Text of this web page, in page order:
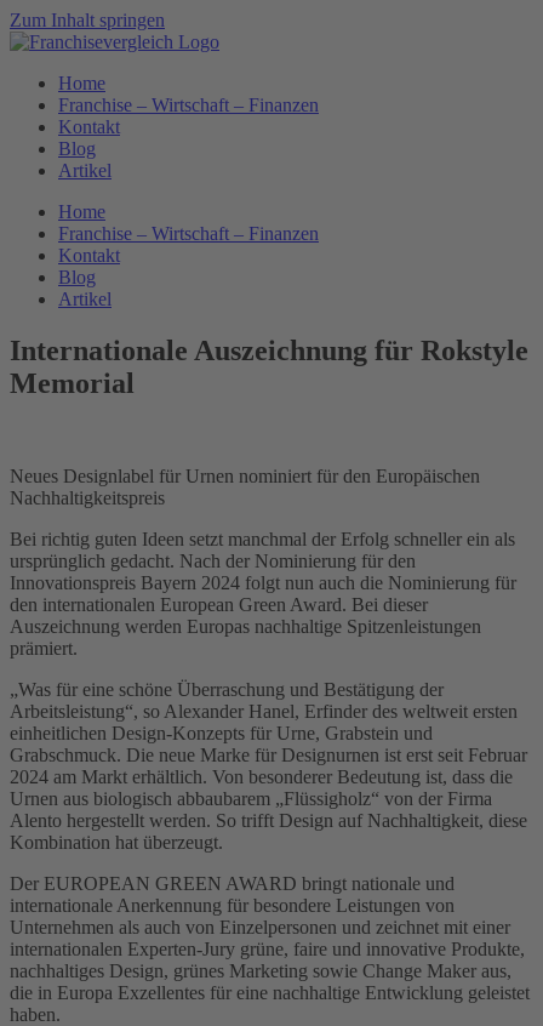
Zum Inhalt springen
Home
Franchise – Wirtschaft – Finanzen
Kontakt
Blog
Artikel
Home
Franchise – Wirtschaft – Finanzen
Kontakt
Blog
Artikel
Internationale Auszeichnung für Rokstyle
Memorial
Neues Designlabel für Urnen nominiert für den Europäischen
Nachhaltigkeitspreis
Bei richtig guten Ideen setzt manchmal der Erfolg schneller ein als
ursprünglich gedacht. Nach der Nominierung für den
Innovationspreis Bayern 2024 folgt nun auch die Nominierung für
den internationalen European Green Award. Bei dieser
Auszeichnung werden Europas nachhaltige Spitzenleistungen
prämiert.
„Was für eine schöne Überraschung und Bestätigung der
Arbeitsleistung“, so Alexander Hanel, Erfinder des weltweit ersten
einheitlichen Design-Konzepts für Urne, Grabstein und
Grabschmuck. Die neue Marke für Designurnen ist erst seit Februar
2024 am Markt erhältlich. Von besonderer Bedeutung ist, dass die
Urnen aus biologisch abbaubarem „Flüssigholz“ von der Firma
Alento hergestellt werden. So trifft Design auf Nachhaltigkeit, diese
Kombination hat überzeugt.
Der EUROPEAN GREEN AWARD bringt nationale und
internationale Anerkennung für besondere Leistungen von
Unternehmen als auch von Einzelpersonen und zeichnet mit einer
internationalen Experten-Jury grüne, faire und innovative Produkte,
nachhaltiges Design, grünes Marketing sowie Change Maker aus,
die in Europa Exzellentes für eine nachhaltige Entwicklung geleistet
haben.